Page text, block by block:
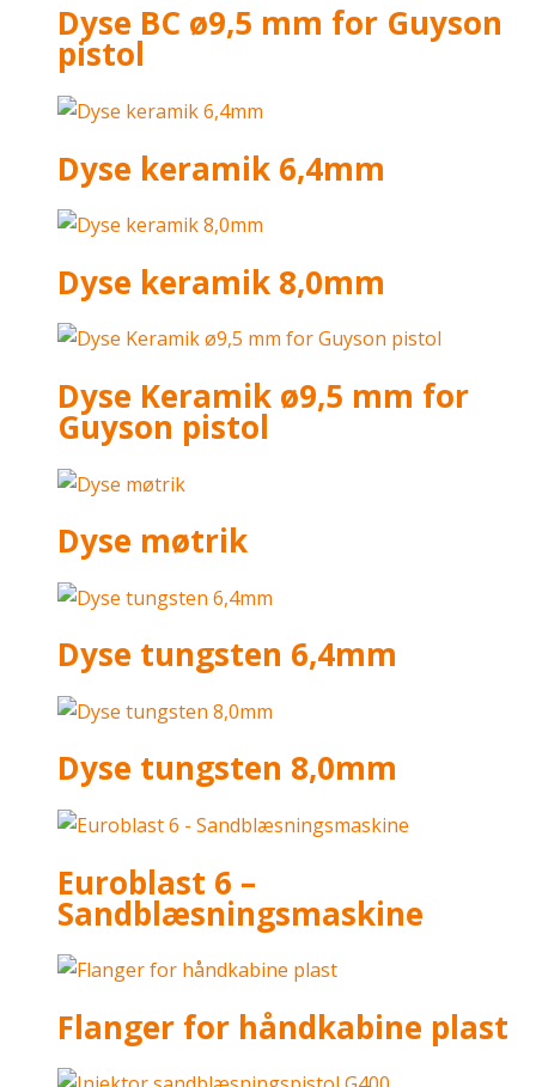
Dyse BC ø9,5 mm for Guyson
pistol
Dyse keramik 6,4mm
Dyse keramik 8,0mm
Dyse Keramik ø9,5 mm for
Guyson pistol
Dyse møtrik
Dyse tungsten 6,4mm
Dyse tungsten 8,0mm
Euroblast 6 –
Sandblæsningsmaskine
Flanger for håndkabine plast